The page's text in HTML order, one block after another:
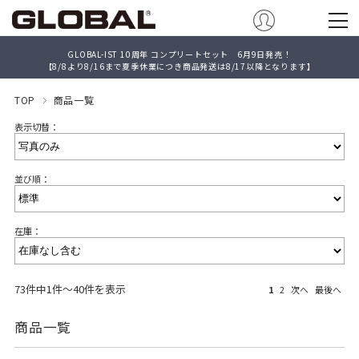
GLOBAL-IST 10周年 コンプリートセット 6月9日発売！
【8/8より8/16まで夏季休業につき商品発送は8/17以降となります】
TOP 商品一覧
表示切替：
並び順：
在庫：
73件中1件～40件を表示 1 2 次へ 最後へ
商品一覧